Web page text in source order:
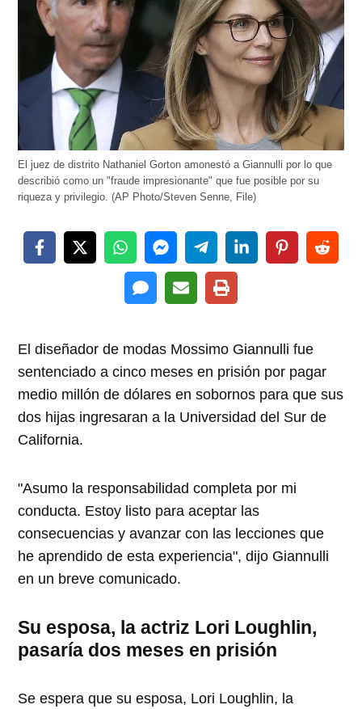
El juez de distrito Nathaniel Gorton amonestó a Giannulli por lo que
describió como un "fraude impresionante" que fue posible por su
riqueza y privilegio. (AP Photo/Steven Senne, File)
El diseñador de modas Mossimo Giannulli fue
sentenciado a cinco meses en prisión por pagar
medio millón de dólares en sobornos para que sus
dos hijas ingresaran a la Universidad del Sur de
California.
"Asumo la responsabilidad completa por mi
conducta. Estoy listo para aceptar las
consecuencias y avanzar con las lecciones que
he aprendido de esta experiencia", dijo Giannulli
en un breve comunicado.
Su esposa, la actriz Lori Loughlin,
pasaría dos meses en prisión
Se espera que su esposa, Lori Loughlin, la